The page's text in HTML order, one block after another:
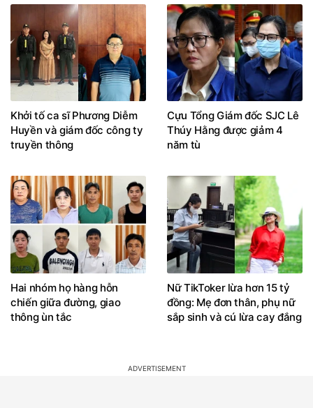
Khởi tố ca sĩ Phương Diễm
Huyền và giám đốc công ty
truyền thông
Cựu Tổng Giám đốc SJC Lê
Thúy Hằng được giảm 4
năm tù
Hai nhóm họ hàng hỗn
chiến giữa đường, giao
thông ùn tắc
Nữ TikToker lừa hơn 15 tỷ
đồng: Mẹ đơn thân, phụ nữ
sắp sinh và cú lừa cay đắng